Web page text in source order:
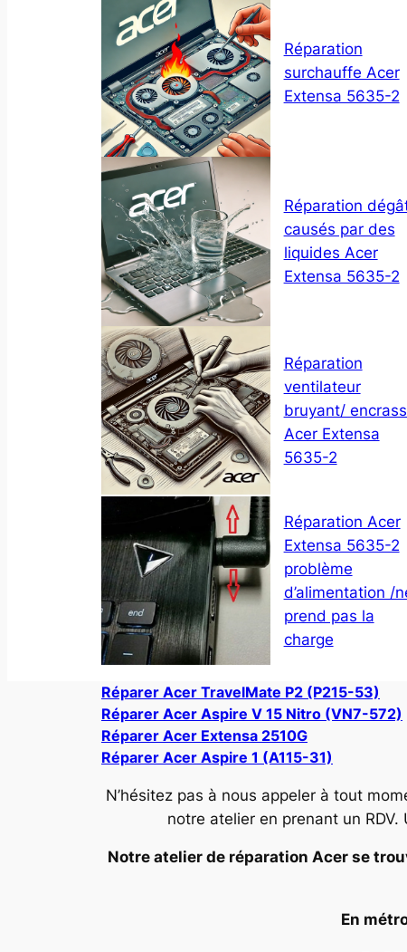
Réparation
surchauffe Acer
Extensa 5635-2
Réparation
causés par des
liquides Acer
Extensa 5635-2
Réparation
ventilateur
bruyant/
Acer Extensa
5635-2
Réparation Acer
Extensa 5635-2
problème
d’alimentation /
prend pas la
charge
Réparer Acer TravelMate P2 (P215-53)
Réparer Acer Aspire V 15 Nitro (VN7-572)
Réparer Acer Extensa 2510G
Réparer Acer Aspire 1 (A115-31)
N’hésitez pas à nous appeler à tout
notre atelier en prenant un
Notre atelier de réparation Acer se
En